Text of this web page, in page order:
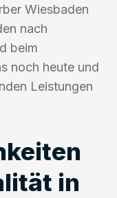
Wiesbaden
nach
beim
noch heute und
Leistungen
in